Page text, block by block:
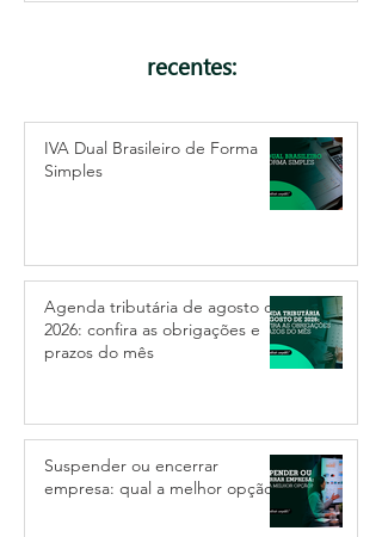
recentes:
IVA Dual Brasileiro de Forma
Simples
Agenda tributária de agosto de
2026: confira as obrigações e
prazos do mês
Suspender ou encerrar
empresa: qual a melhor opção?